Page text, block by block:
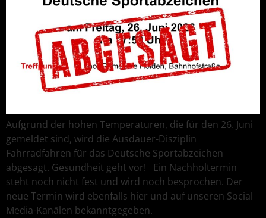
Aufgrund der hohen Temperaturen, die für den 26. Juni
gemeldet sind, wird die Ausdauer-Disziplin
Fahrradfahren für das Deutsche Sportabzeichen
abgesagt. Gesundheit geht vor! Ein Nachholtermin
steht noch nicht fest und wird noch besprochen. Der
neue Termin wird ebenfalls hier und auf unseren Social
Media-Kanälen bekanntgegeben.